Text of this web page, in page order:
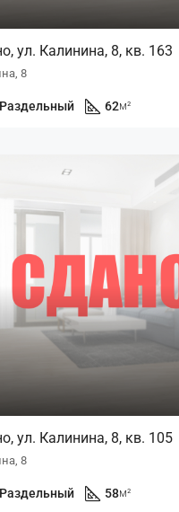
ул. Калинина, 8, кв. 163
8
Раздельный 62м²
ул. Калинина, 8, кв. 105
8
Раздельный 58м²